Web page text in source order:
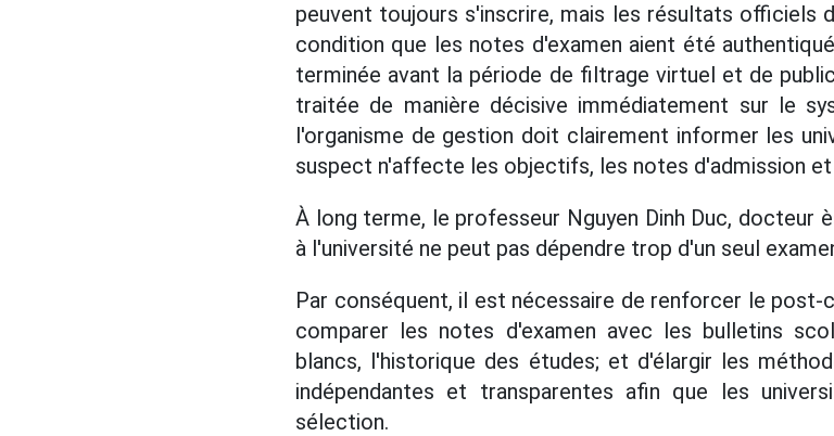
peuvent toujours s'inscrire, mais les résultats officiels
condition que les notes d'examen aient été
terminée avant la période de filtrage virtuel et de
traitée de manière décisive immédiatement sur le
l'organisme de gestion doit clairement informer les
suspect n'affecte les objectifs, les notes d'admission
À long terme, le professeur Nguyen Dinh Duc, docteur
à l'université ne peut pas dépendre trop d'un seul
Par conséquent, il est nécessaire de renforcer le post-
comparer les notes d'examen avec les bulletins
blancs, l'historique des études; et d'élargir les
indépendantes et transparentes afin que les
sélection.